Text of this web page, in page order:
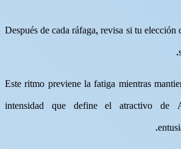
Después de cada ráfaga, revisa si tu
Este ritmo previene la fatiga mientras
intensidad que define el atractivo de